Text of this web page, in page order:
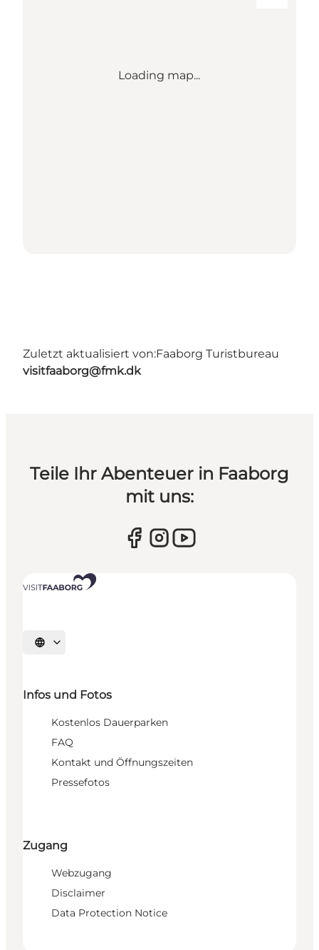
Loading map...
Zuletzt aktualisiert von:Faaborg Turistbureau
visitfaaborg@fmk.dk
Teile Ihr Abenteuer in Faaborg
mit uns:
Sprache auswählen
Infos und Fotos
Kostenlos Dauerparken
FAQ
Kontakt und Öffnungszeiten
Pressefotos
Zugang
Webzugang
Disclaimer
Data Protection Notice